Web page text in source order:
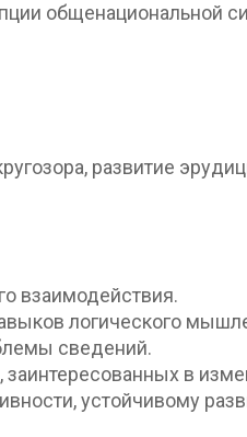
общенациональной
развитие
взаимодействия.
логического
сведений.
в
устойчивому